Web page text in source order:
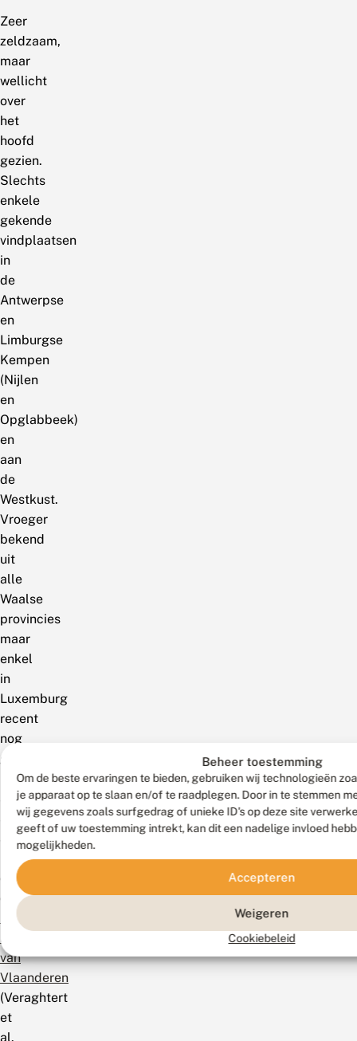
Beheer toestemming
Om de beste ervaringen te bieden, gebruiken wij technologieën
je apparaat op te slaan en/of te raadplegen. Door in te stemmen
wij gegevens zoals surfgedrag of unieke ID's op deze site
geeft of uw toestemming intrekt, kan dit een nadelige invloed
mogelijkheden.
Accepteren
Weigeren
Cookiebeleid
Zeer
zeldzaam,
maar
wellicht
over
het
hoofd
gezien.
Slechts
enkele
gekende
vindplaatsen
in
de
Antwerpse
en
Limburgse
Kempen
(Nijlen
en
Opglabbeek)
en
aan
de
Westkust.
Vroeger
bekend
uit
alle
Waalse
provincies
maar
enkel
in
Luxemburg
recent
nog
gezien.
soort
staat
als
Bedreigd
op
de
Rode
Lijst
van
Vlaanderen
(Veraghtert
et
al.